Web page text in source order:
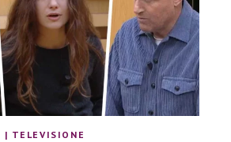
| TELEVISIONE